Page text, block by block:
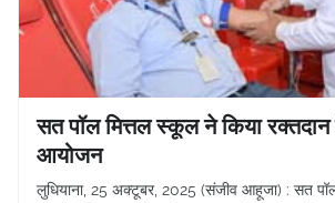
सत पॉल मित्तल स्कूल ने किया रक्तदान
आयोजन
लुधियाना, 25 अक्टूबर, 2025 (संजीव आहूजा) : सत